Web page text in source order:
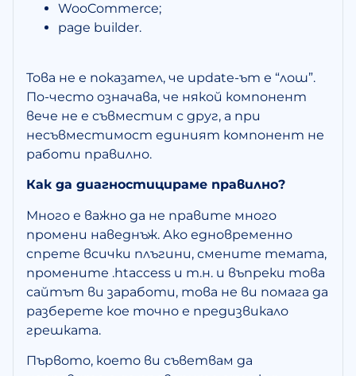
WooCommerce;
page builder.
Това не е показател, че update-ът е “лош”.
По-често означава, че някой компонент
вече не е съвместим с друг, а при
несъвместимост единият компонент не
работи правилно.
Как да диагностицираме правилно?
Много е важно да не правите много
промени наведнъж. Ако едновременно
спрете всички плъгини, смените темата,
промените .htaccess и т.н. и въпреки това
сайтът ви заработи, това не ви помага да
разберете кое точно е предизвикало
грешката.
Първото, което ви съветвам да